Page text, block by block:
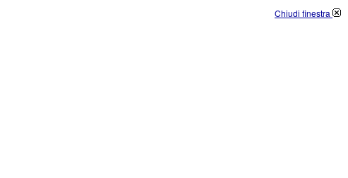
Chiudi finestra